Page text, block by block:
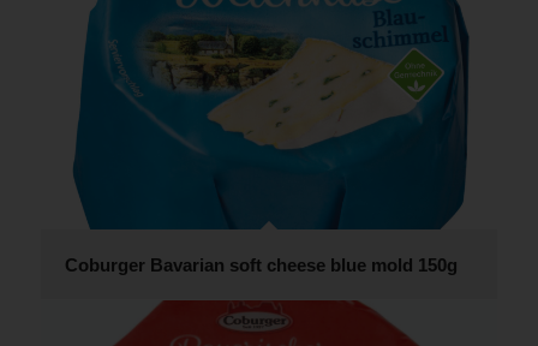
Coburger Bavarian soft cheese blue mold 150g